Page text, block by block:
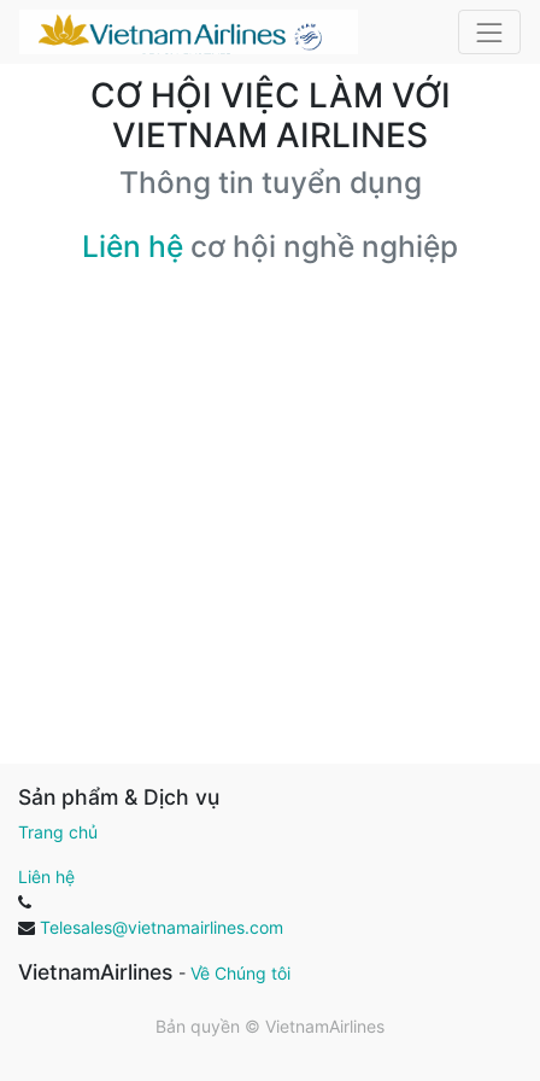
CƠ HỘI VIỆC LÀM VỚI
VIETNAM AIRLINES
Thông tin tuyển dụng
Liên hệ cơ hội nghề nghiệp
Sản phẩm & Dịch vụ
Trang chủ
Liên hệ
Telesales@vietnamairlines.com
VietnamAirlines - Về Chúng tôi
Bản quyền © VietnamAirlines